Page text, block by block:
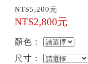
NT$5,200元
NT$2,800元
顏色：
尺寸：